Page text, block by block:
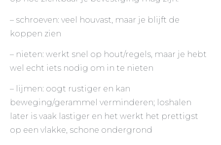
– schroeven: veel houvast, maar je blijft de
koppen zien
– nieten: werkt snel op hout/regels, maar je hebt
wel echt iets nodig om in te nieten
– lijmen: oogt rustiger en kan
beweging/gerammel verminderen; loshalen
later is vaak lastiger en het werkt het prettigst
op een vlakke, schone ondergrond